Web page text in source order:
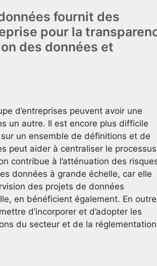
fournit des
pour la
des données et
d’entreprises peuvent avoir une
un autre. Il est encore plus difficile
un ensemble de définitions et de
peut aider à centraliser le
contribue à l’atténuation des
données à grande échelle, car elle
des projets de données
en bénéficient également. En
d’incorporer et d’adopter les
du secteur et de la